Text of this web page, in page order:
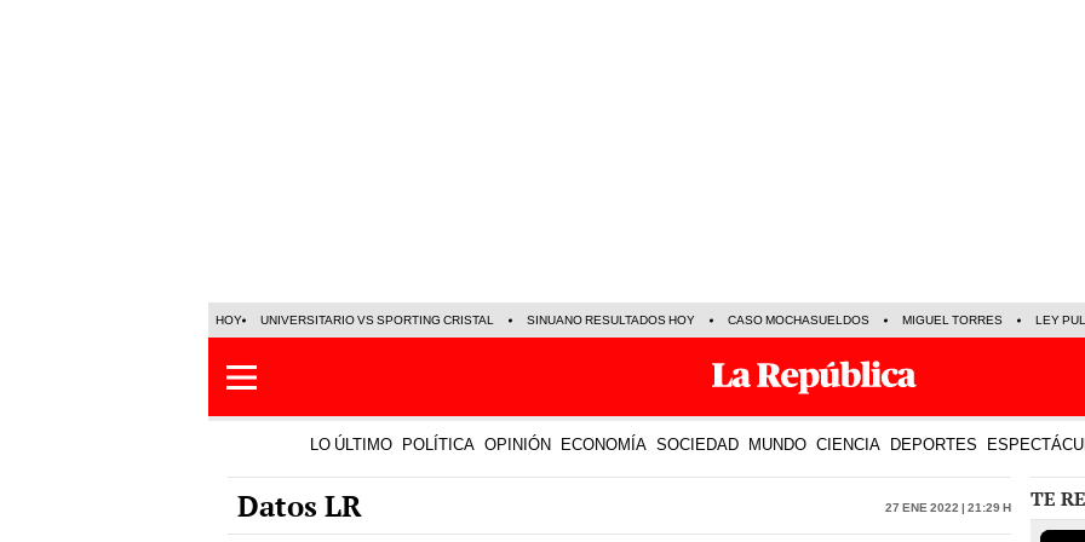
HOY UNIVERSITARIO VS SPORTING CRISTAL SINUANO RESULTADOS HOY CASO MOCHASUELDOS MIGUEL TORRES LEY
LO ÚLTIMO POLÍTICA OPINIÓN ECONOMÍA SOCIEDAD MUNDO CIENCIA DEPORTES
Datos LR 27 Ene 2022 | 21:29 h TE